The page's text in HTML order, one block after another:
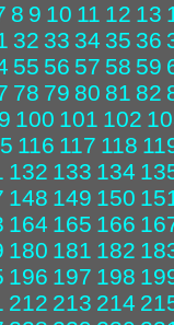
8 9 10 11 12 13
32 33 34 35 36
55 56 57 58 59
78 79 80 81 82
100 101 102
116 117 118
132 133 134
148 149 150
164 165 166
180 181 182
196 197 198
212 213 214